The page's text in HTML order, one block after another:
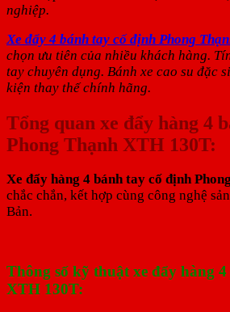
nghiệp.
Xe đẩy 4 bánh tay cố định Phong
chọn ưu tiên của nhiều khách hàng.
tay chuyên dụng. Bánh xe cao su đặc
kiện thay thế chính hãng.
Tổng quan xe đẩy hàng 4
Phong Thạnh XTH 130T:
Xe đẩy hàng 4 bánh tay cố định
chắc chắn, kết hợp cùng công nghệ
Bản.
Thông số kỹ thuật xe đẩy hàng
XTH 130T: